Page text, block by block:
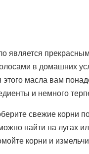
является
в домашних
этого масла вам
и немного
свежие корни
найти на лугах
корни и